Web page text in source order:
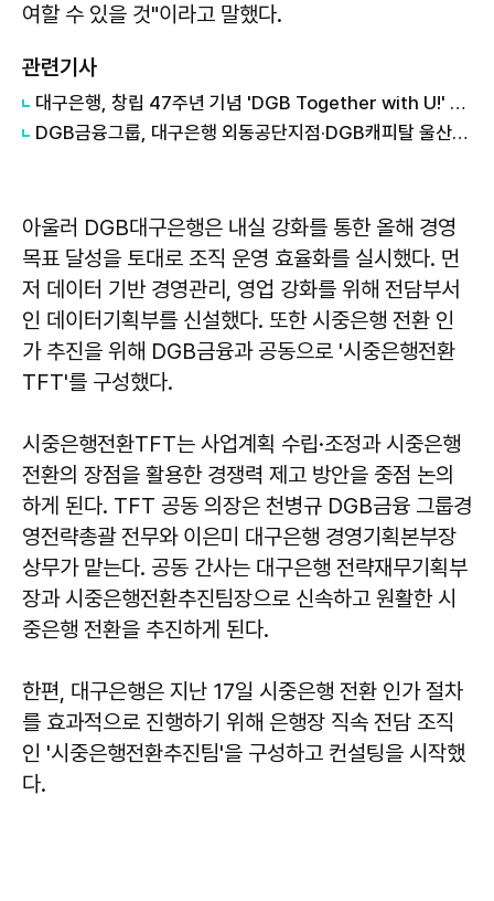
여할 수 있을 것"이라고 말했다.
관련기사
대구은행, 창립 47주년 기념 'DGB Together with U!' 사은행사
DGB금융그룹, 대구은행 외동공단지점·DGB캐피탈 울산지점 개점
아울러 DGB대구은행은 내실 강화를 통한 올해 경영
목표 달성을 토대로 조직 운영 효율화를 실시했다. 먼
저 데이터 기반 경영관리, 영업 강화를 위해 전담부서
인 데이터기획부를 신설했다. 또한 시중은행 전환 인
가 추진을 위해 DGB금융과 공동으로 '시중은행전환
TFT'를 구성했다.
시중은행전환TFT는 사업계획 수립·조정과 시중은행
전환의 장점을 활용한 경쟁력 제고 방안을 중점 논의
하게 된다. TFT 공동 의장은 천병규 DGB금융 그룹경
영전략총괄 전무와 이은미 대구은행 경영기획본부장
상무가 맡는다. 공동 간사는 대구은행 전략재무기획부
장과 시중은행전환추진팀장으로 신속하고 원활한 시
중은행 전환을 추진하게 된다.
한편, 대구은행은 지난 17일 시중은행 전환 인가 절차
를 효과적으로 진행하기 위해 은행장 직속 전담 조직
인 '시중은행전환추진팀'을 구성하고 컨설팅을 시작했
다.